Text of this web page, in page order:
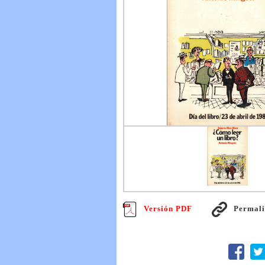
Versión PDF